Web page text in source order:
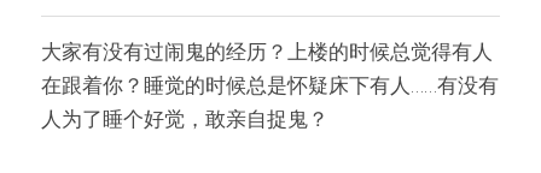
大家有没有过闹鬼的经历？上楼的时候总觉得有人
在跟着你？睡觉的时候总是怀疑床下有人……有没有
人为了睡个好觉，敢亲自捉鬼？